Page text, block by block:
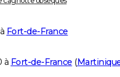
Fort-de-France
à Fort-de-France (